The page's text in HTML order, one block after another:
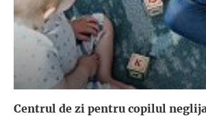
Centrul de zi pentru copilul